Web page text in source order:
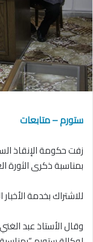
ستورم – متابعات
بمناسبة ذكرى الثورة
للاشتراك بخدمة الأخبار
وقال الأستاذ عبد